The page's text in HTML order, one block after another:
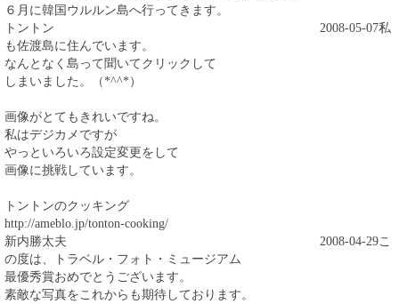
６月に韓国ウルルン島へ行ってきます。
トントン
2008-05-07私
も佐渡島に住んでいます。
なんとなく島って聞いてクリックして
しまいました。（*^^*）
画像がとてもきれいですね。
私はデジカメですが
やっといろいろ設定変更をして
画像に挑戦しています。
トントンのクッキング
http://ameblo.jp/tonton-cooking/
新内勝太夫
2008-04-29こ
の度は、トラベル・フォト・ミュージアム
最優秀賞おめでとうございます。
素敵な写真をこれからも期待しております。